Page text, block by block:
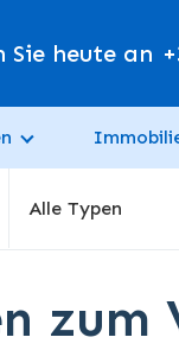
Sie heute an
Alle Typen
zum